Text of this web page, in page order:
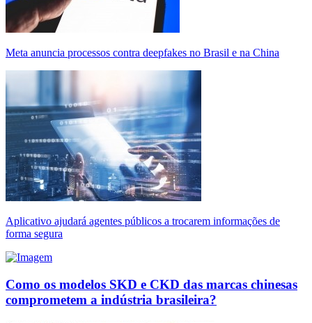
Meta anuncia processos contra deepfakes no Brasil e na China
Aplicativo ajudará agentes públicos a trocarem informações de
forma segura
Como os modelos SKD e CKD das marcas chinesas
comprometem a indústria brasileira?